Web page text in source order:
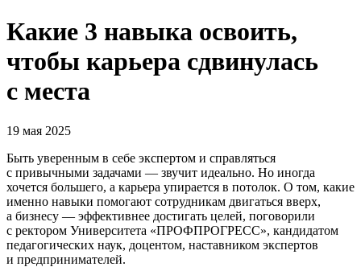
Какие 3 навыка освоить,
чтобы карьера сдвинулась
с места
19 мая 2025
Быть уверенным в себе экспертом и справляться
с привычными задачами — звучит идеально. Но иногда
хочется большего, а карьера упирается в потолок. О том, какие
именно навыки помогают сотрудникам двигаться вверх,
а бизнесу — эффективнее достигать целей, поговорили
с ректором Университета «ПРОФПРОГРЕСС», кандидатом
педагогических наук, доцентом, наставником экспертов
и предпринимателей.